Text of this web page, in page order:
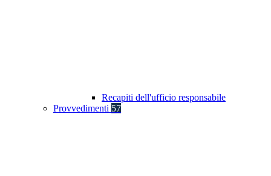
Recapiti dell'ufficio responsabile
Provvedimenti 57